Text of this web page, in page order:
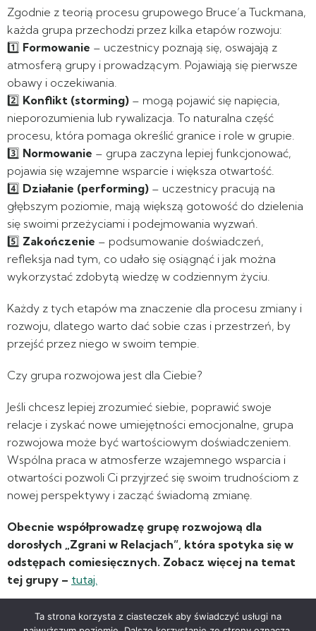
Zgodnie z teorią procesu grupowego Bruce’a Tuckmana,
każda grupa przechodzi przez kilka etapów rozwoju:
1️⃣ Formowanie – uczestnicy poznają się, oswajają z
atmosferą grupy i prowadzącym. Pojawiają się pierwsze
obawy i oczekiwania.
2️⃣ Konflikt (storming) – mogą pojawić się napięcia,
nieporozumienia lub rywalizacja. To naturalna część
procesu, która pomaga określić granice i role w grupie.
3️⃣ Normowanie – grupa zaczyna lepiej funkcjonować,
pojawia się wzajemne wsparcie i większa otwartość.
4️⃣ Działanie (performing) – uczestnicy pracują na
głębszym poziomie, mają większą gotowość do dzielenia
się swoimi przeżyciami i podejmowania wyzwań.
5️⃣ Zakończenie – podsumowanie doświadczeń,
refleksja nad tym, co udało się osiągnąć i jak można
wykorzystać zdobytą wiedzę w codziennym życiu.
Każdy z tych etapów ma znaczenie dla procesu zmiany i
rozwoju, dlatego warto dać sobie czas i przestrzeń, by
przejść przez niego w swoim tempie.
Czy grupa rozwojowa jest dla Ciebie?
Jeśli chcesz lepiej zrozumieć siebie, poprawić swoje
relacje i zyskać nowe umiejętności emocjonalne, grupa
rozwojowa może być wartościowym doświadczeniem.
Wspólna praca w atmosferze wzajemnego wsparcia i
otwartości pozwoli Ci przyjrzeć się swoim trudnościom z
nowej perspektywy i zacząć świadomą zmianę.
Obecnie współprowadzę grupę rozwojową dla
dorosłych „Zgrani w Relacjach”, która spotyka się w
odstępach comiesięcznych. Zobacz więcej na temat
tej grupy – tutaj.
Ta strona korzysta z ciasteczek aby świadczyć usługi na